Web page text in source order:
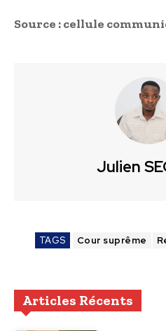
Source : cellule
Julien
TAGS Cour suprême
Articles Récents